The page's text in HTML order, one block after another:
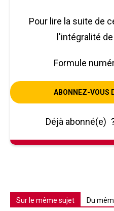
Pour lire la suite de
l'intégralité
Formule
ABONNEZ-VOUS
Déjà abonné(e)
Sur le même sujet Du